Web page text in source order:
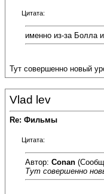
Цитата:
именно из-за Болла
Тут совершенно новый
Vlad lev
Re: Фильмы
Цитата:
Автор: Conan
Тут совершенно